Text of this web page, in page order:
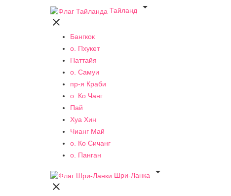
Тайланд


Бангкок
о. Пхукет
Паттайя
о. Самуи
пр-я Краби
о. Ко Чанг
Пай
Хуа Хин
Чианг Май
о. Ко Сичанг
о. Панган
Шри-Ланка

